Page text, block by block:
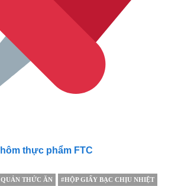
thực phẩm FTC
THỨC ĂN #HỘP GIẤY BẠC CHỊU NHIỆT